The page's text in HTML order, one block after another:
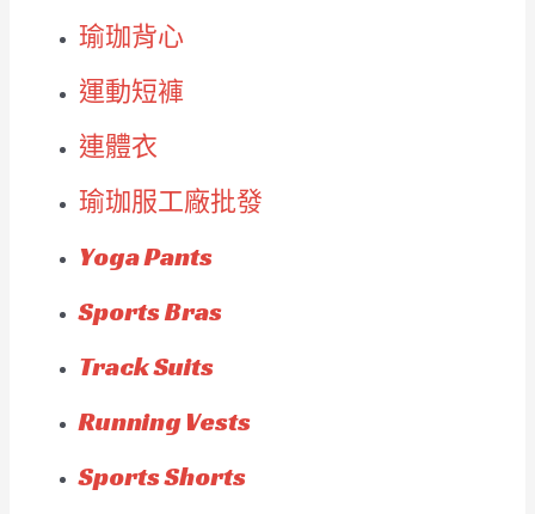
瑜珈背心
運動短褲
連體衣
瑜珈服工廠批發
Yoga Pants
Sports Bras
Track Suits
Running Vests
Sports Shorts